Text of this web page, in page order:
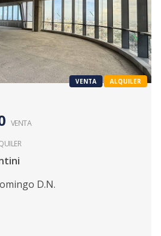
VENTA ALQUILER
VENTA
D.N.